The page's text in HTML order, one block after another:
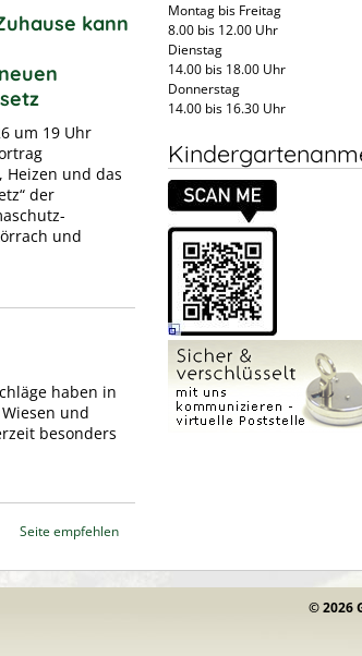
kann
um 19 Uhr
Heizen und das
der
und
haben in
und
besonders
Seite empfehlen
Montag bis Freitag
8.00 bis 12.00 Uhr
Dienstag
14.00 bis 18.00 Uhr
Donnerstag
14.00 bis 16.30 Uhr
© 2026